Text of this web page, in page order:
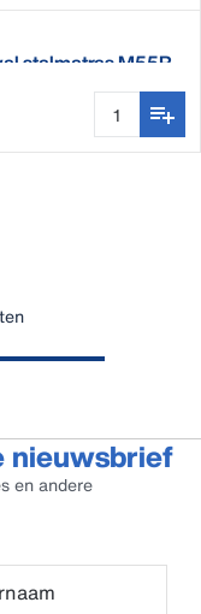
stalmatras M55R
nieuwsbrief
en andere